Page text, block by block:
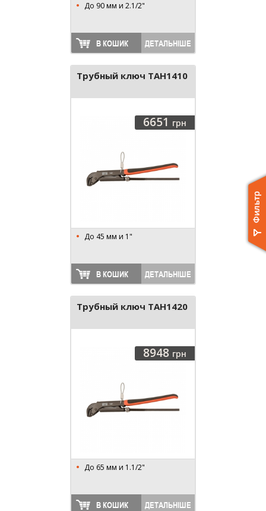
До 90 мм и 2.1/2"
В КОШИК ДЕТАЛЬНІШЕ
Трубный ключ TAH1410
6651 грн
До 45 мм и 1"
В КОШИК ДЕТАЛЬНІШЕ
Трубный ключ TAH1420
8948 грн
До 65 мм и 1.1/2"
В КОШИК ДЕТАЛЬНІШЕ